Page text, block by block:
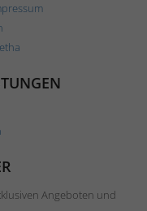
Angeboten und